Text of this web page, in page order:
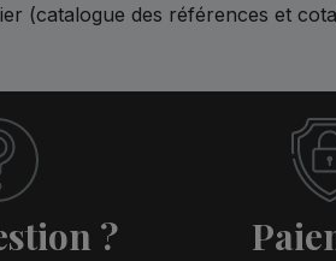
(catalogue des références et
?